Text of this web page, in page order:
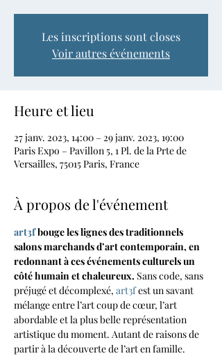
Les inscriptions sont closes
Voir autres événements
Heure et lieu
27 janv. 2023, 14:00 – 29 janv. 2023, 19:00
Paris Expo – Pavillon 5, 1 Pl. de la Prte de
Versailles, 75015 Paris, France
À propos de l'événement
art3f bouge les lignes des traditionnels
salons marchands d’art contemporain, en
redonnant à ces événements culturels un
côté humain et chaleureux. Sans code, sans
préjugé et décomplexé, art3f est un savant
mélange entre l’art coup de cœur, l’art
abordable et la plus belle représentation
artistique du moment. Autant de raisons de
partir à la découverte de l’art en famille.